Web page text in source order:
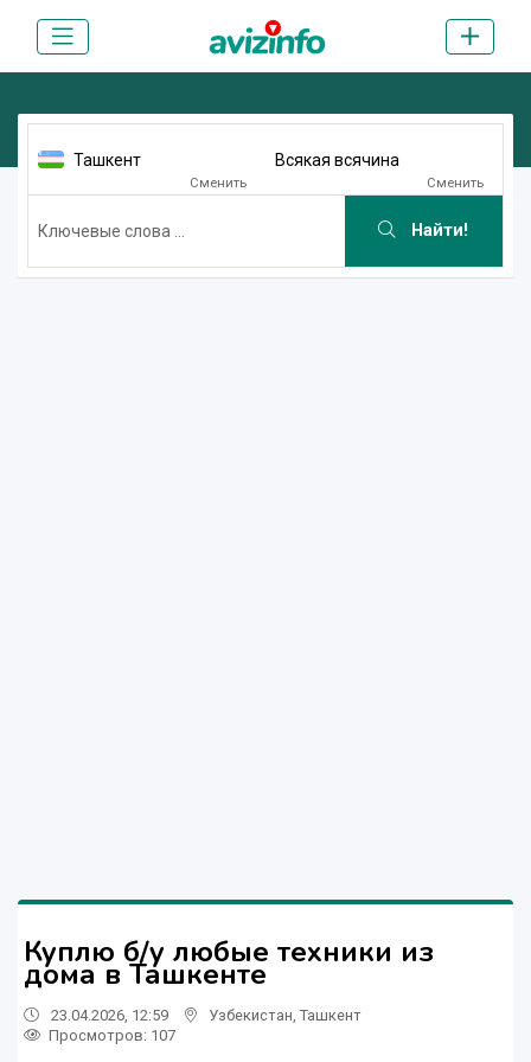
Ташкент
Сменить
Всякая всячина
Сменить
Найти!
Куплю б/у любые техники из
дома в Ташкенте
23.04.2026, 12:59 Узбекистан Ташкент
Просмотров: 107